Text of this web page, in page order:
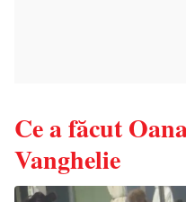
Ce a făcut
Vanghelie